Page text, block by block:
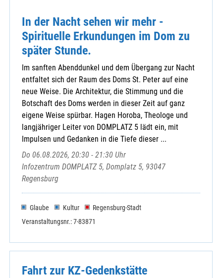
In der Nacht sehen wir mehr -
Spirituelle Erkundungen im Dom zu
später Stunde.
Im sanften Abenddunkel und dem Übergang zur Nacht
entfaltet sich der Raum des Doms St. Peter auf eine
neue Weise. Die Architektur, die Stimmung und die
Botschaft des Doms werden in dieser Zeit auf ganz
eigene Weise spürbar. Hagen Horoba, Theologe und
langjähriger Leiter von DOMPLATZ 5 lädt ein, mit
Impulsen und Gedanken in die Tiefe dieser ...
Do 06.08.2026, 20:30 - 21:30 Uhr
Infozentrum DOMPLATZ 5, Domplatz 5, 93047
Regensburg
Glaube Kultur
Regensburg-Stadt
Veranstaltungsnr.: 7-83871
Fahrt zur KZ-Gedenkstätte